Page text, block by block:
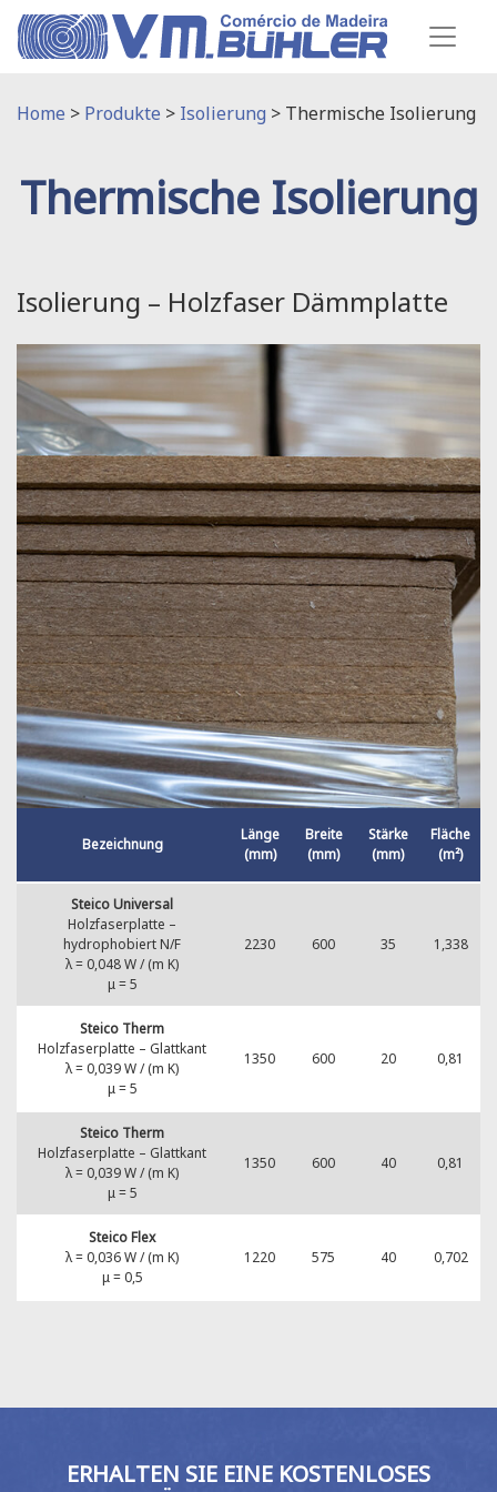
Home > Produkte > Isolierung > Thermische Isolierung
Thermische Isolierung
Isolierung – Holzfaser Dämmplatte
Bezeichnung
Länge
(mm)
Breite
(mm)
Stärke
(mm)
Fläche
(m²)
Steico Universal
Holzfaserplatte –
hydrophobiert N/F
λ = 0,048 W / (m K)
μ = 5
2230 600 35 1,338
Steico Therm
Holzfaserplatte – Glattkant
λ = 0,039 W / (m K)
μ = 5
1350 600 20 0,81
Steico Therm
Holzfaserplatte – Glattkant
λ = 0,039 W / (m K)
μ = 5
1350 600 40 0,81
Steico Flex
λ = 0,036 W / (m K)
μ = 0,5
1220 575 40 0,702
ERHALTEN SIE EINE KOSTENLOSES